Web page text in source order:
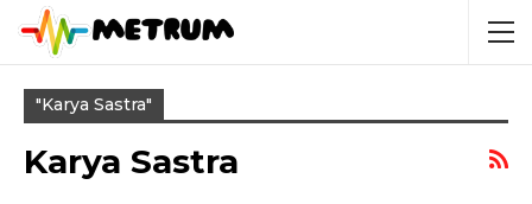
"karya Sastra"
Karya Sastra